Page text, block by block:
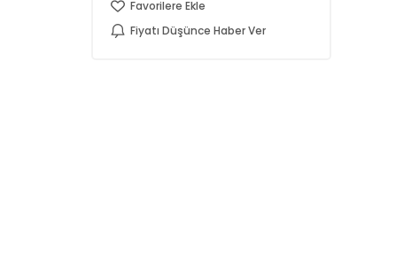
Favorilere Ekle
Fiyatı Düşünce Haber Ver